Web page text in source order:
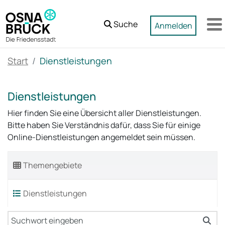
Zum Hauptinhalt springen
Suche Anmelden
Start Dienstleistungen
Dienstleistungen
Hier finden Sie eine Übersicht aller Dienstleistungen.
Bitte haben Sie Verständnis dafür, dass Sie für einige
Online-Dienstleistungen angemeldet sein müssen.
Themengebiete
Dienstleistungen